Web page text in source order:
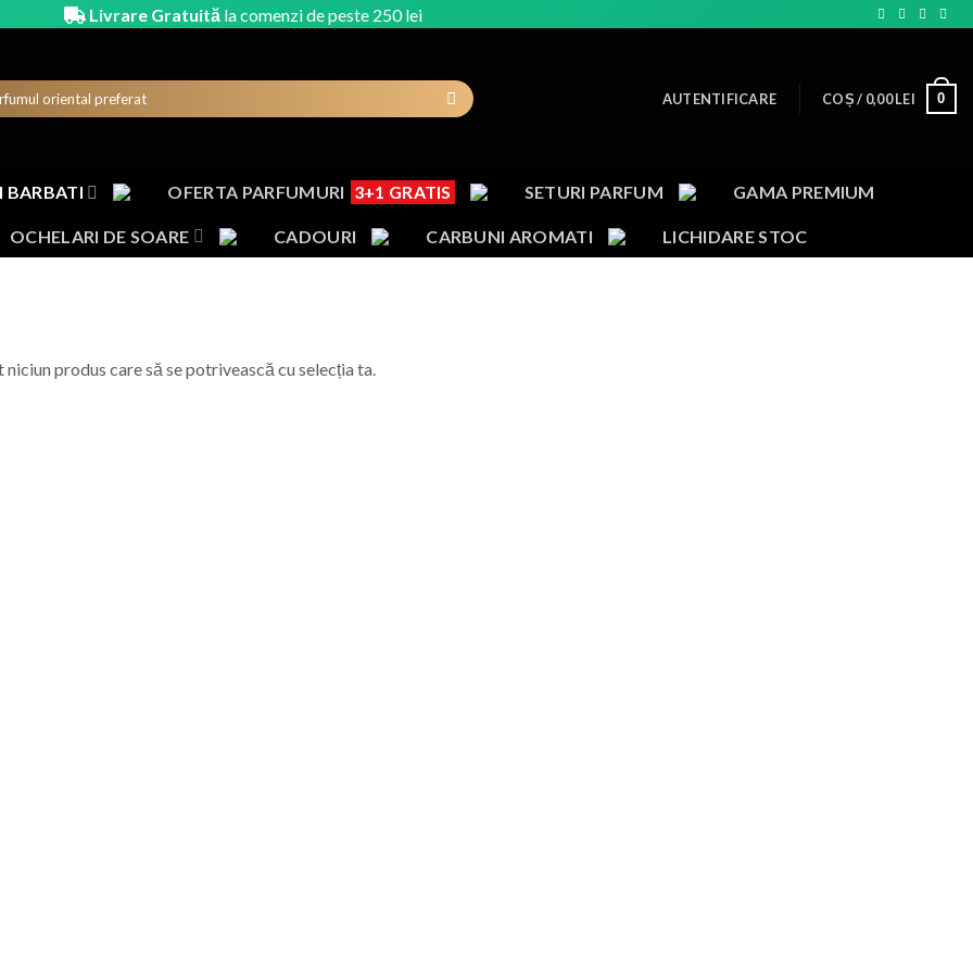
Livrare Gratuită la comenzi de peste 250 lei
AUTENTIFICARE COȘ / 0,00LEI 0
BARBATI OFERTA PARFUMURI 3+1 GRATIS SETURI PARFUM GAMA PREMIUM
OCHELARI DE SOARE CADOURI CARBUNI AROMATI LICHIDARE STOC
produs care să se potrivească cu selecția ta.